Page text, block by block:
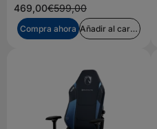
469,00€599,00
Compra ahora Añadir al carrito